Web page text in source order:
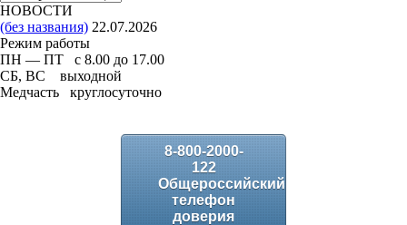
НОВОСТИ
(без названия) 22.07.2026
Режим работы
ПН — ПТ с 8.00 до 17.00
СБ, ВС выходной
Медчасть круглосуточно
8-800-2000-
122
Общероссийский
телефон
доверия